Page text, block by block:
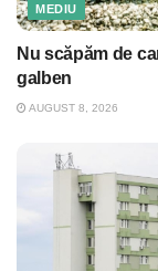
MEDIU
Nu scăpăm de
galben
AUGUST 8, 2026